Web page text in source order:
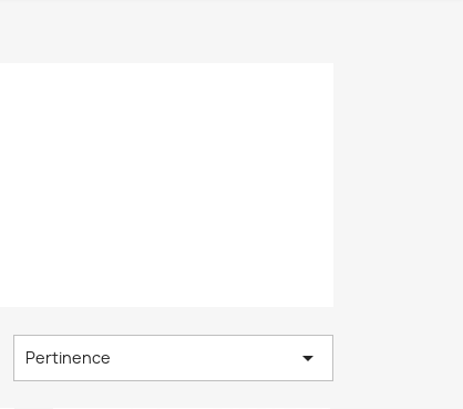
Pertinence 